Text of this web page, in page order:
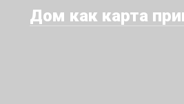
Дом как карта